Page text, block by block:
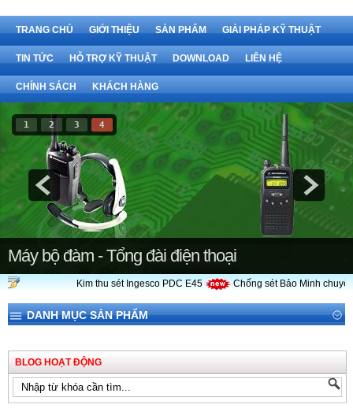
TRANG CHỦ GIỚI THIỆU SẢN PHẨM GIẢI PHÁP KỸ THUẬT
TIN TỨC HỖ TRỢ KỸ THUẬT DOWNLOAD LIÊN HỆ
CHÍNH SÁCH KHÁCH HÀNG
1 2 3 4
Máy bộ đàm - Tổng đài điện thoại
Kim thu sét Ingesco PDC E45 Chống sét Bảo Minh
DANH MỤC SẢN PHẨM
BLOG HOẠT ĐỘNG